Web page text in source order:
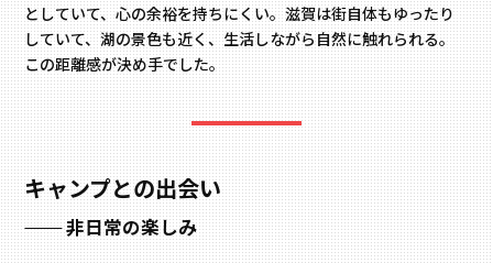
としていて、心の余裕を持ちにくい。滋賀は街自体もゆったり
していて、湖の景色も近く、生活しながら自然に触れられる。
この距離感が決め手でした。
キャンプとの出会い
非日常の楽しみ